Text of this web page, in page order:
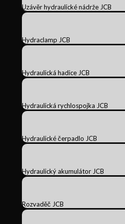
Uzávěr hydraulické nádrže JCB
Hydraclamp JCB
Hydraulická hadice JCB
Hydraulická rychlospojka JCB
Hydraulické čerpadlo JCB
Hydraulický akumulátor JCB
Rozvaděč JCB